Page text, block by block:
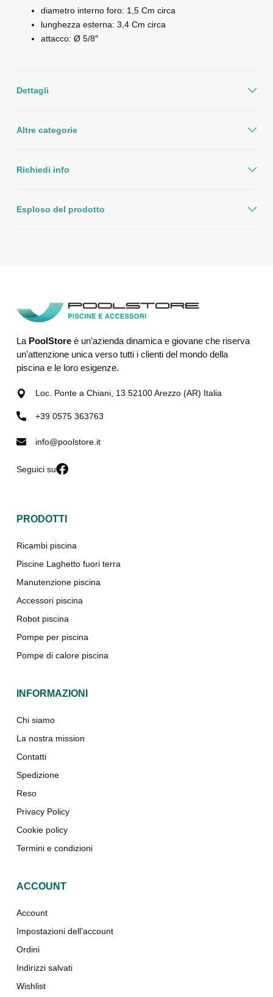
diametro interno foro: 1,5 Cm circa
lunghezza esterna: 3,4 Cm circa
attacco: Ø 5/8″
Dettagli
Altre categorie
Richiedi info
Esploso del prodotto
La PoolStoreè un’azienda dinamica e giovane che riserva
un’attenzione unica verso tutti i clienti del mondo della
piscina e le loro esigenze.
Loc. Ponte a Chiani, 13 52100 Arezzo (AR) Italia
+39 0575 363763
info@poolstore.it
Seguici su
PRODOTTI
Ricambi piscina
Piscine Laghetto fuori terra
Manutenzione piscina
Accessori piscina
Robot piscina
Pompe per piscina
Pompe di calore piscina
INFORMAZIONI
Chi siamo
La nostra mission
Contatti
Spedizione
Reso
Privacy Policy
Cookie policy
Termini e condizioni
ACCOUNT
Account
Impostazioni dell’account
Ordini
Indirizzi salvati
Wishlist